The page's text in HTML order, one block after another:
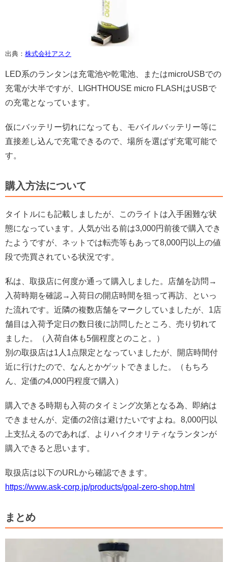
出典： 株式会社アスク
LED系のランタンは充電池や乾電池、またはmicroUSBでの
充電が大半ですが、LIGHTHOUSE micro FLASHはUSBで
の充電となっています。
仮にバッテリー切れになっても、モバイルバッテリー等に
直接差し込んで充電できるので、場所を選ばず充電可能で
す。
購入方法について
タイトルにも記載しましたが、このライトは入手困難な状
態になっています。人気が出る前は3,000円前後で購入でき
たようですが、ネットでは転売等もあって8,000円以上の値
段で売買されている状況です。
私は、取扱店に何度か通って購入しました。店舗を訪問→
入荷時期を確認→入荷日の開店時間を狙って再訪、といっ
た流れです。近隣の複数店舗をマークしていましたが、1店
舗目は入荷予定日の数日後に訪問したところ、売り切れて
ました。（入荷自体も5個程度とのこと。）
別の取扱店は1人1点限定となっていましたが、開店時間付
近に行けたので、なんとかゲットできました。（もちろ
ん、定価の4,000円程度で購入）
購入できる時期も入荷のタイミング次第となる為、即納は
できませんが、定価の2倍は避けたいですよね。8,000円以
上支払えるのであれば、よりハイクオリティなランタンが
購入できると思います。
取扱店は以下のURLから確認できます。
https://www.ask-corp.jp/products/goal-zero-shop.html
まとめ